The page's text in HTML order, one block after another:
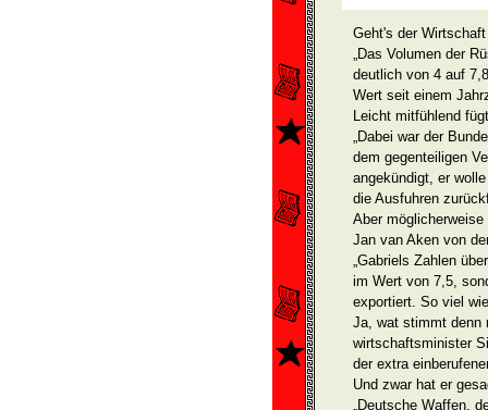
Geht's der
„Das Volumen der
deutlich von 4 auf
Wert seit einem
Leicht mitfühlend
„Dabei war der
dem gegenteiligen
angekündigt, er
die Ausfuhren
Aber
Jan van Aken von
„Gabriels Zahlen
im Wert von 7,5,
exportiert. So viel
Ja, wat stimmt denn
wirtschaftsminister
der extra
Und zwar hat er
„Deutsche Waffen,